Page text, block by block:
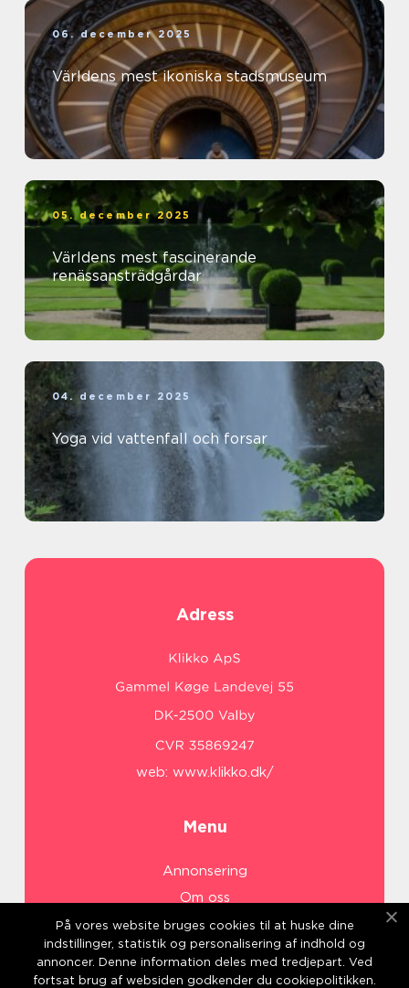
06. december 2025
Världens mest ikoniska stadsmuseum
05. december 2025
Världens mest fascinerande
renässansträdgårdar
04. december 2025
Yoga vid vattenfall och forsar
Adress
web: www.klikko.dk/
Menu
Annonsering
Om oss
Cookies
Kontakta oss
Sitemap
På vores website bruges cookies til at huske dine
indstillinger, statistik og personalisering af indhold og
annoncer. Denne information deles med tredjepart. Ved
fortsat brug af websiden godkender du cookiepolitikken.